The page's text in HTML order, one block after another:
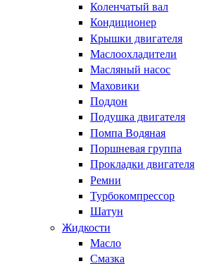
Коленчатый вал
Кондиционер
Крышки двигателя
Маслоохладители
Масляный насос
Маховики
Поддон
Подушка двигателя
Помпа Водяная
Поршневая группа
Прокладки двигателя
Ремни
Турбокомпрессор
Шатун
Жидкости
Масло
Смазка